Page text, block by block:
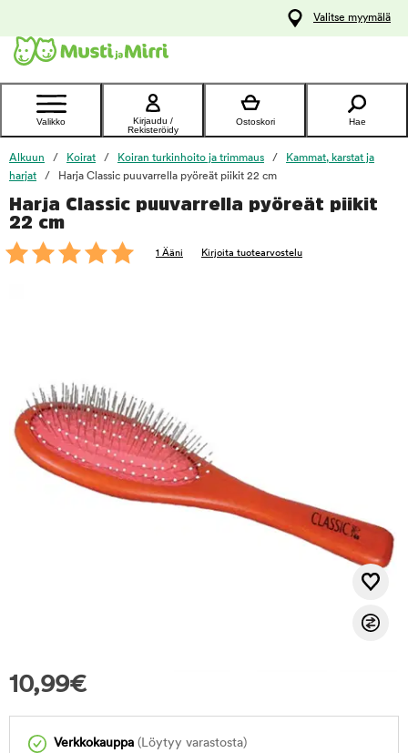
Ota yhteyttä
asiakaspalveluun
Valitse myymälä
Valikko
Kirjaudu /
Rekisteröidy
Ostoskori Hae
Alkuun Koirat Koiran turkinhoito ja trimmaus
Kammat, karstat ja
harjat
Harja Classic puuvarrella pyöreät piikit 22 cm
Harja Classic puuvarrella pyöreät piikit
22 cm
1 Ääni Kirjoita tuotearvostelu
10,99€
Verkkokauppa (Löytyy varastosta)
foo